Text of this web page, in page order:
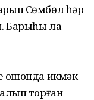
Сөмбөл һәр
Барыһы ла
ошонда икмәк
торған